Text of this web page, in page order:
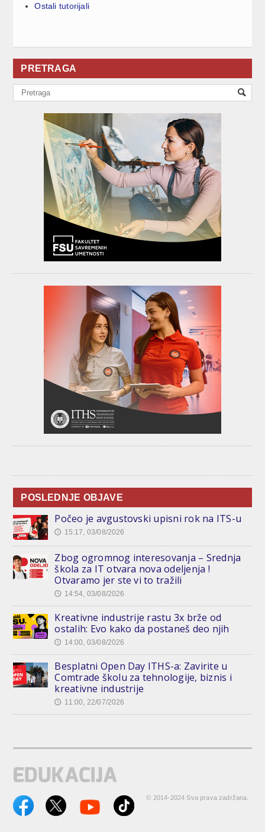
Ostali tutorijali
PRETRAGA
POSLEDNJE OBJAVE
Počeo je avgustovski upisni rok na ITS-u
🕔 15:17, 03/08/2026
Zbog ogromnog interesovanja – Srednja
škola za IT otvara nova odeljenja !
Otvaramo jer ste vi to tražili
🕔 14:54, 03/08/2026
Kreativne industrije rastu 3x brže od
ostalih: Evo kako da postaneš deo njih
🕔 14:00, 03/08/2026
Besplatni Open Day ITHS-a: Zavirite u
Comtrade školu za tehnologije, biznis i
kreativne industrije
🕔 11:00, 22/07/2026
© 2014-2024 Sva prava zadržana.